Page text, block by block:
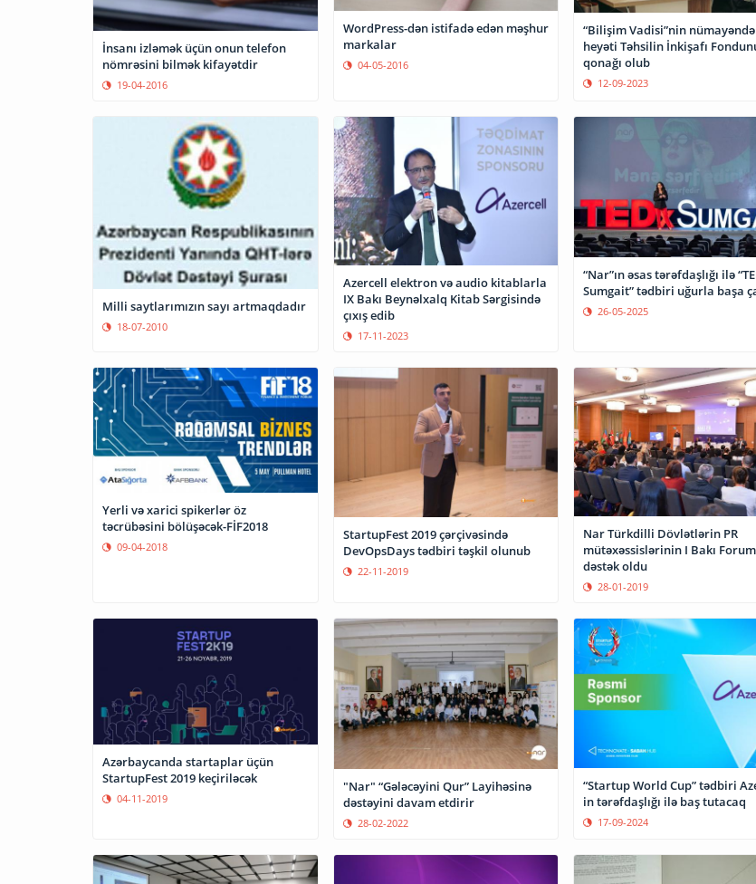
İnsanı izləmək üçün onun telefon
nömrəsini bilmək kifayətdir
19-04-2016
WordPress-dən istifadə edən məşhur
markalar
04-05-2016
“Bilişim Vadisi”nin nümayəndə
heyəti Təhsilin İnkişafı
qonağı olub
12-09-2023
Milli saytlarımızın sayı artmaqdadır
18-07-2010
Azercell elektron və audio kitablarla
IX Bakı Beynəlxalq Kitab Sərgisində
çıxış edib
17-11-2023
“Nar”ın əsas tərəfdaşlığı ilə
Sumgait” tədbiri uğurla başa
26-05-2025
Yerli və xarici spikerlər öz
təcrübəsini bölüşəcək-FİF2018
09-04-2018
StartupFest 2019 çərçivəsində
DevOpsDays tədbiri təşkil olunub
22-11-2019
Nar Türkdilli Dövlətlərin PR
mütəxəssislərinin I Bakı
dəstək oldu
28-01-2019
Azərbaycanda startaplar üçün
StartupFest 2019 keçiriləcək
04-11-2019
"Nar" “Gələcəyini Qur” Layihəsinə
dəstəyini davam etdirir
28-02-2022
“Startup World Cup” tədbiri
in tərəfdaşlığı ilə baş tutacaq
17-09-2024